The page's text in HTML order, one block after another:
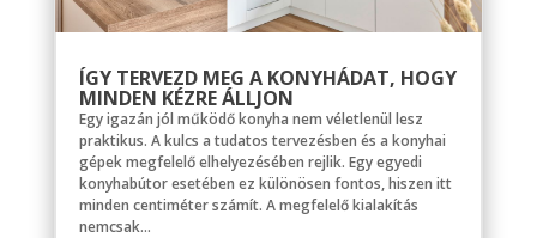
ÍGY TERVEZD MEG A KONYHÁDAT, HOGY
MINDEN KÉZRE ÁLLJON
Egy igazán jól működő konyha nem véletlenül lesz
praktikus. A kulcs a tudatos tervezésben és a konyhai
gépek megfelelő elhelyezésében rejlik. Egy egyedi
konyhabútor esetében ez különösen fontos, hiszen itt
minden centiméter számít. A megfelelő kialakítás
nemcsak...